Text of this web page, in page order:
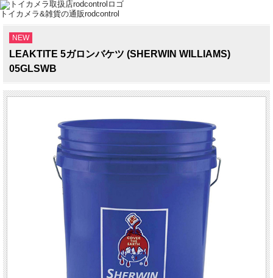
トイカメラ&雑貨の通販rodcontrol
NEW
LEAKTITE 5ガロンバケツ (SHERWIN WILLIAMS)
05GLSWB